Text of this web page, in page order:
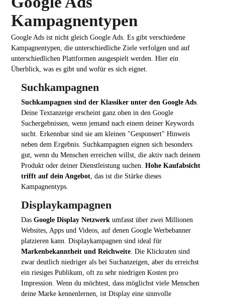
Kampagnentypen
Google Ads ist nicht gleich Google Ads. Es gibt verschiedene
Kampagnentypen, die unterschiedliche Ziele verfolgen und auf
unterschiedlichen Plattformen ausgespielt werden. Hier ein
Überblick, was es gibt und wofür es sich eignet.
Suchkampagnen
Suchkampagnen sind der Klassiker unter den Google Ads.
Deine Textanzeige erscheint ganz oben in den Google
Suchergebnissen, wenn jemand nach einem deiner Keywords
sucht. Erkennbar sind sie am kleinen "Gesponsert" Hinweis
neben dem Ergebnis. Suchkampagnen eignen sich besonders
gut, wenn du Menschen erreichen willst, die aktiv nach deinem
Produkt oder deiner Dienstleistung suchen. Hohe Kaufabsicht
trifft auf dein Angebot, das ist die Stärke dieses
Kampagnentyps.
Displaykampagnen
Das Google Display Netzwerkumfasst über zwei Millionen
Websites, Apps und Videos, auf denen Google Werbebanner
platzieren kann. Displaykampagnen sind ideal für
Markenbekanntheit und Reichweite. Die Klickraten sind
zwar deutlich niedriger als bei Suchanzeigen, aber du erreichst
ein riesiges Publikum, oft zu sehr niedrigen Kosten pro
Impression. Wenn du möchtest, dass möglichst viele Menschen
deine Marke kennenlernen, ist Display eine sinnvolle